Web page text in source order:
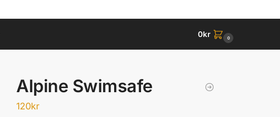
0kr 0
Alpine Swimsafe
120kr